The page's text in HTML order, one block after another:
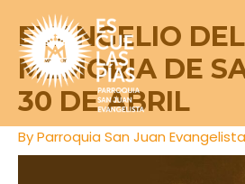
content
EVANGELIO
MEMORIA DE
30 DE ABRIL
ByParroquia San Juan Evangelista
navigation